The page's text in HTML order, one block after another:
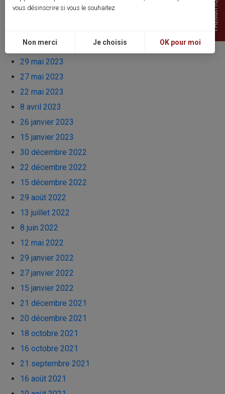
5 juillet 2023
29 mai 2023
27 mai 2023
22 mai 2023
8 avril 2023
26 janvier 2023
15 janvier 2023
30 décembre 2022
22 décembre 2022
15 décembre 2022
29 août 2022
13 juillet 2022
8 juin 2022
12 mai 2022
29 janvier 2022
27 janvier 2022
15 janvier 2022
21 décembre 2021
20 décembre 2021
18 octobre 2021
16 octobre 2021
21 septembre 2021
16 août 2021
THEMATIQUES
vous désinscrire si vous le souhaitez.
Non merci Je choisis OK pour moi